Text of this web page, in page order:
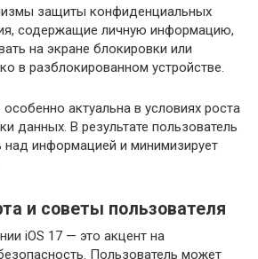
защиты конфиденциальных
содержащие личную информацию,
на экране блокировки или
в разблокированном устройстве.
актуальна в условиях роста
данных. В результате пользователь
над информацией и минимизирует
и советы пользователя
iOS 17 — это акцент на
Пользователь может